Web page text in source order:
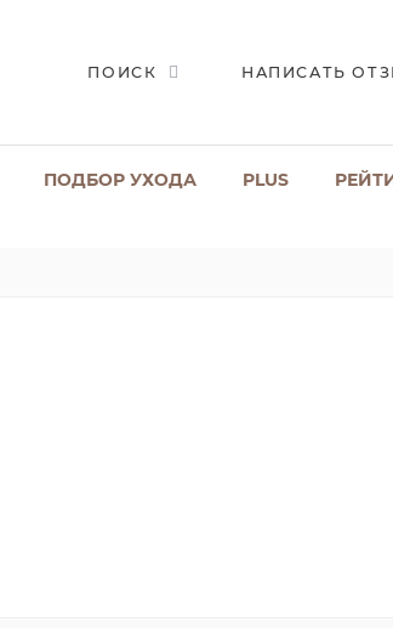
ПОИСК НАПИСАТЬ
ПОДБОР УХОДА PLUS